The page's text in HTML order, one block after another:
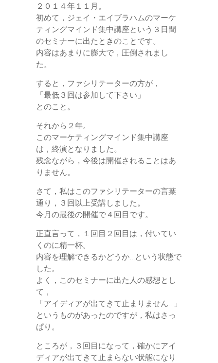
o
o
k
e
r
d
n
a
t
n
o
e
s
s
e
g
e
２０１４年１１月。
初めて，ジェイ・エイブラハムのマーケ
ティングマインド集中講座という３日間
のセミナーに出たときのことです。
内容はあまりに膨大で，圧倒されまし
た。
すると，ファシリテーターの方が，
「最低３回は参加して下さい」
とのこと。
それから２年。
このマーケティングマインド集中講座
は，終演となりました。
残念ながら，今後は開催されることはあ
りません。
さて，私はこのファシリテーターの言葉
通り，３回以上受講しました。
今月の最後の開催で４回目です。
正直言って，１回目２回目は，付いてい
くのに精一杯。
内容を理解できるかどうか…という状態で
した。
よく，このセミナーに出た人の感想とし
て，
「アイディアが出てきて止まりません…」
というものがあったのですが，私はさっ
ぱり。
ところが，３回目になって，確かにアイ
ディアが出てきて止まらない状態になり